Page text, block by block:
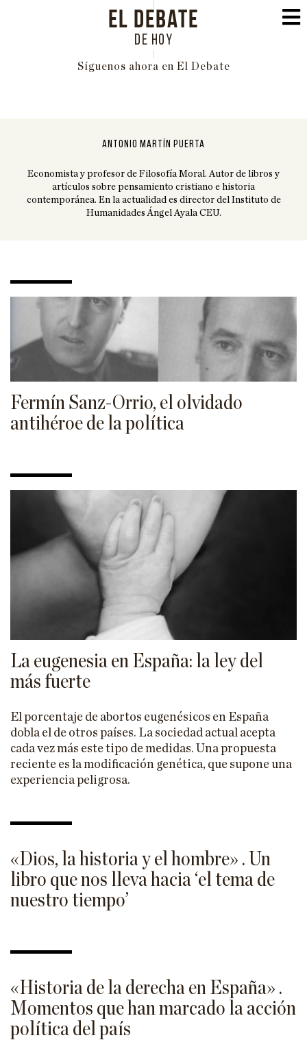
EL DEBATE
DE HOY
Síguenos ahora en El Debate
ECONOMÍA
EDUCACIÓN
CULTURA
CIENCIA
ENFOQUES
EL ASTROLABIO
PÓDCAST
VIÑETAS
ESPECIALES
ESPECIAL VILLACISNEROS
ANTONIO MARTÍN PUERTA
Economista y profesor de Filosofía Moral. Autor de libros y
artículos sobre pensamiento cristiano e historia
contemporánea. En la actualidad es director del Instituto de
Humanidades Ángel Ayala CEU.
Fermín Sanz-Orrio, el olvidado
antihéroe de la política
La eugenesia en España: la ley del
más fuerte
El porcentaje de abortos eugenésicos en España
dobla el de otros países. La sociedad actual acepta
cada vez más este tipo de medidas. Una propuesta
reciente es la modificación genética, que supone una
experiencia peligrosa.
«Dios, la historia y el hombre» . Un
libro que nos lleva hacia ‘el tema de
nuestro tiempo’
«Historia de la derecha en España» .
Momentos que han marcado la acción
política del país